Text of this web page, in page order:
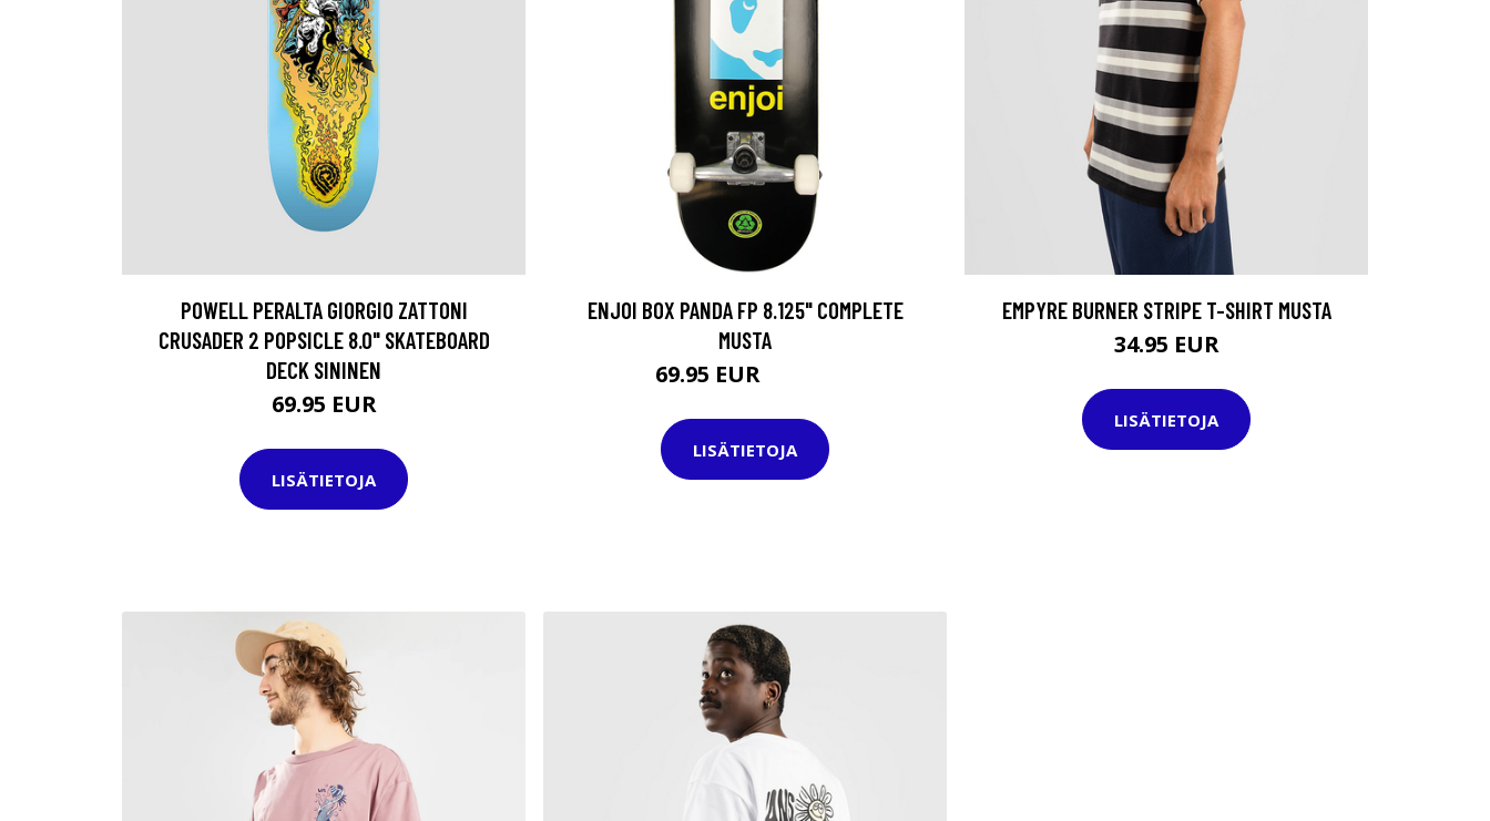
POWELL PERALTA GIORGIO ZATTONI
CRUSADER 2 POPSICLE 8.0" SKATEBOARD
DECK SININEN
69.95 EUR
LISÄTIETOJA
ENJOI BOX PANDA FP 8.125" COMPLETE
MUSTA
69.95 EUR
LISÄTIETOJA
EMPYRE BURNER STRIPE T-SHIRT MUSTA
34.95 EUR
LISÄTIETOJA